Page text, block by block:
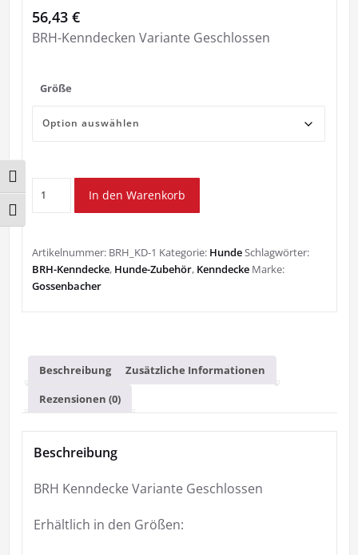
Umschalten auf hohe Kontraste
Schrift vergrößern
56,43€
BRH-Kenndecken Variante Geschlossen
Größe
Kenndecke
Menge
In den Warenkorb
Artikelnummer: BRH_KD-1 Kategorie: HundeSchlagwörter:
BRH-Kenndecke, Hunde-Zubehör, Kenndecke Marke:
Gossenbacher
Beschreibung Zusätzliche Informationen
Rezensionen (0)
Beschreibung
BRH Kenndecke Variante Geschlossen
Erhältlich in den Größen: